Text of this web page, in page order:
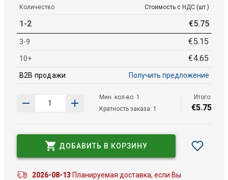
Количество Стоимость с НДС (шт.)
1-2 €5.75
3-9 €5.15
10+ €4.65
B2B продажи Получить предложение
Мин. кол-во: 1
Кратность заказа: 1
Итого:
€5.75
ДОБАВИТЬ В КОРЗИНУ
2026-08-13 Планируемая доставка, если Вы